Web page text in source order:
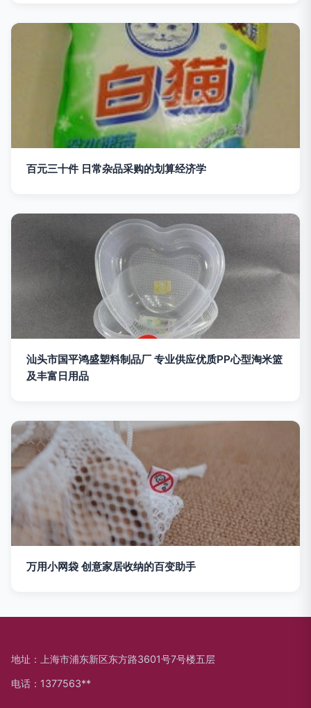
百元三十件 日常杂品采购的划算经济学
汕头市国平鸿盛塑料制品厂 专业供应优质PP心型淘米篮
及丰富日用品
万用小网袋 创意家居收纳的百变助手
地址：上海市浦东新区东方路3601号7号楼五层
电话：1377563**